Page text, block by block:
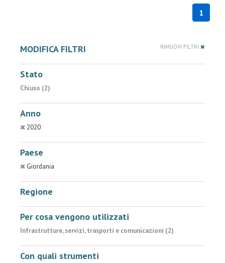
1
MODIFICA FILTRI RIMUOVI FILTRI
Stato
Chiuso (2)
Anno
2020
Paese
Giordania
Regione
Per cosa vengono utilizzati
Infrastrutture, servizi, trasporti e comunicazioni (2)
Con quali strumenti